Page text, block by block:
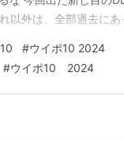
以外は、全部過去にあ
印まで9仕様と全く同
と変わってるのね 地方
とそんなに変わりな
いぞ!! そんな評判いい
#ウイポ10 2024
#ウイポ10 2024